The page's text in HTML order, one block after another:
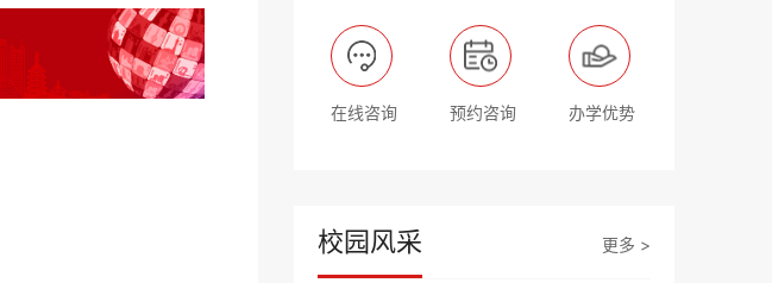
在线咨询 预约咨询 办学优势
校园风采 更多 >